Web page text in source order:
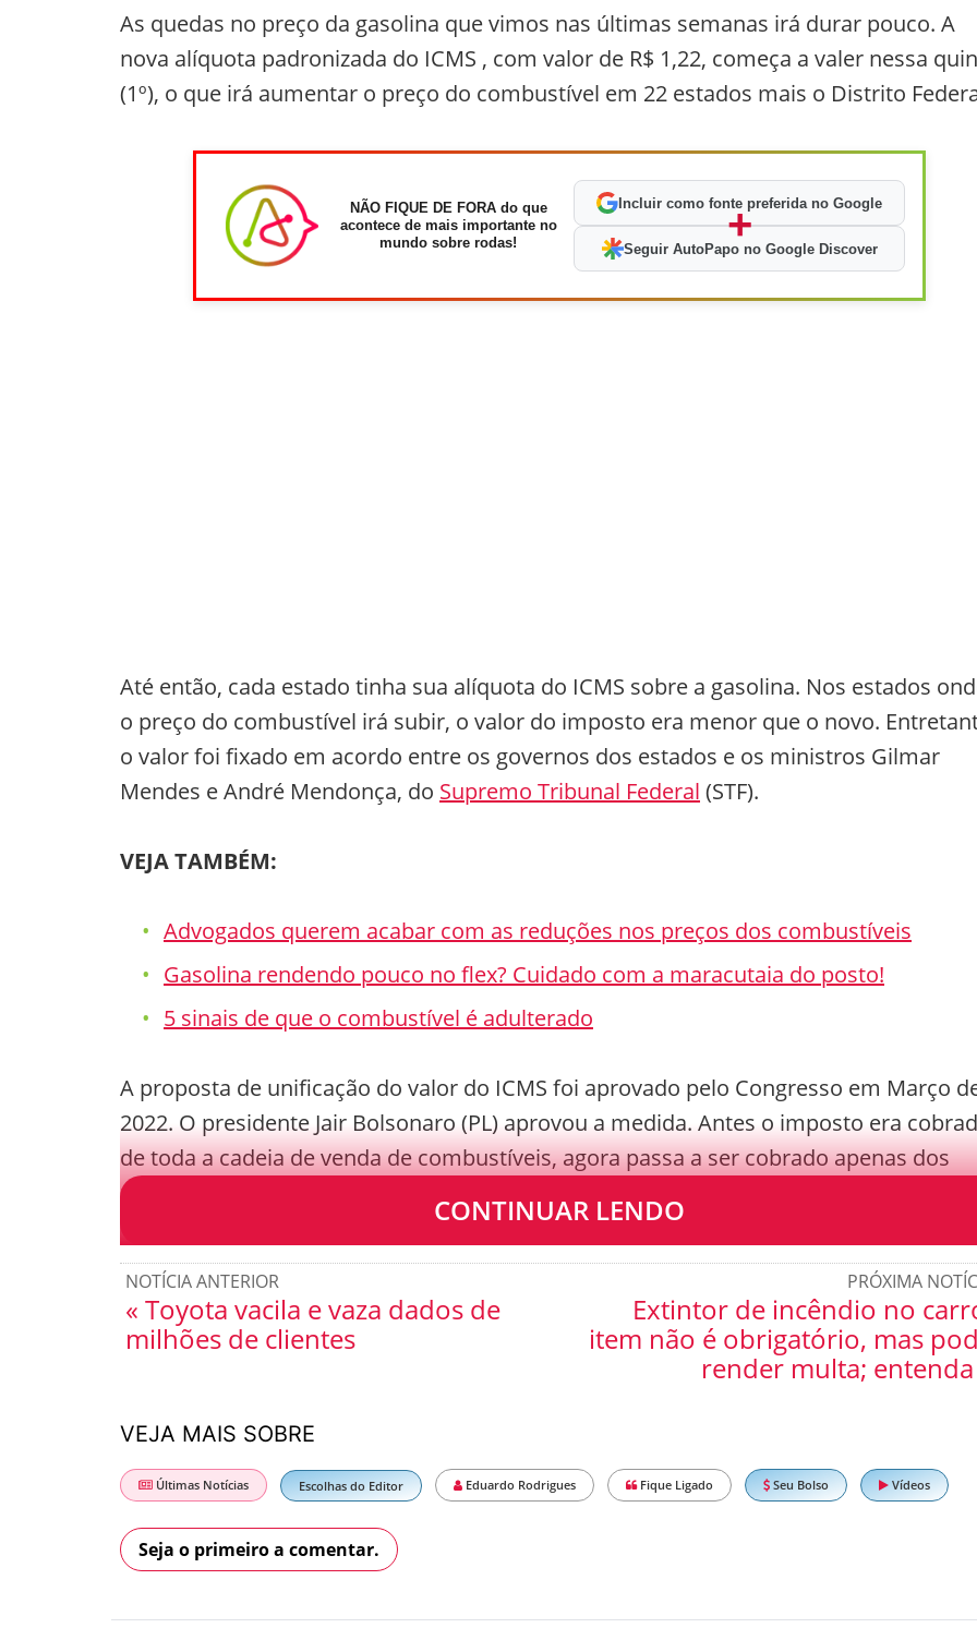
As quedas no preço da gasolina que vimos nas últimas semanas irá durar pouco. A
nova alíquota padronizada do ICMS , com valor de R$ 1,22, começa a valer nessa
(1º), o que irá aumentar o preço do combustível em 22 estados mais o Distrito
NÃO FIQUE DE FORA do que
acontece de mais importante no
mundo sobre rodas!
Incluir como fonte preferida no Google
+
Seguir AutoPapo no Google Discover
Até então, cada estado tinha sua alíquota do ICMS sobre a gasolina. Nos estados
o preço do combustível irá subir, o valor do imposto era menor que o novo.
o valor foi fixado em acordo entre os governos dos estados e os ministros Gilmar
Mendes e André Mendonça, do Supremo Tribunal Federal (STF).
VEJA TAMBÉM:
Advogados querem acabar com as reduções nos preços dos combustíveis
Gasolina rendendo pouco no flex? Cuidado com a maracutaia do posto!
5 sinais de que o combustível é adulterado
A proposta de unificação do valor do ICMS foi aprovado pelo Congresso em Março
2022. O presidente Jair Bolsonaro (PL) aprovou a medida. Antes o imposto era
de toda a cadeia de venda de combustíveis, agora passa a ser cobrado apenas dos
produtores e importadores.
CONTINUAR LENDO
PRÓXIMA
Extintor de incêndio no
item não é obrigatório, mas
render multa; entenda
NOTÍCIA ANTERIOR
« Toyota vacila e vaza dados de
milhões de clientes
VEJA MAIS SOBRE
Últimas Notícias Escolhas do Editor Eduardo Rodrigues Fique Ligado Seu Bolso Vídeos
Seja o primeiro a comentar.